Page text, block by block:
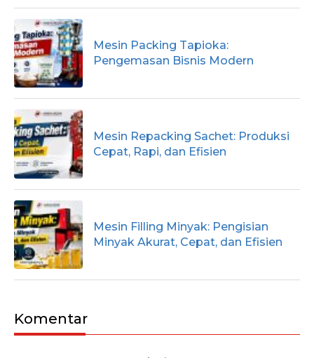
Mesin Packing Tapioka:
Pengemasan Bisnis Modern
Mesin Repacking Sachet: Produksi
Cepat, Rapi, dan Efisien
Mesin Filling Minyak: Pengisian
Minyak Akurat, Cepat, dan Efisien
Komentar